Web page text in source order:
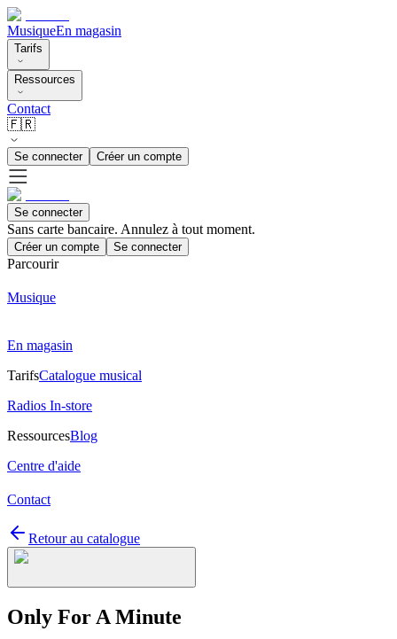
MusiqueEn magasin
Tarifs
Ressources
Contact
🇫🇷
Se connecter Créer un compte
Se connecter
Sans carte bancaire. Annulez à tout moment.
Créer un compte Se connecter
Parcourir
Musique
En magasin
TarifsCatalogue musical
Radios In-store
RessourcesBlog
Centre d'aide
Contact
Retour au catalogue
Only For A Minute